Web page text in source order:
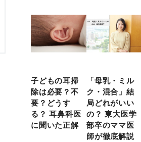
子どもの耳掃
除は必要？不
要？どうす
る？ 耳鼻科医
に聞いた正解
「母乳・ミル
ク・混合」結
局どれがいい
の？ 東大医学
部卒のママ医
師が徹底解説